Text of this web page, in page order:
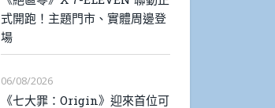
式開跑！主題門市、實體周邊登
場
06/08/2026
《七大罪：Origin》迎來首位可